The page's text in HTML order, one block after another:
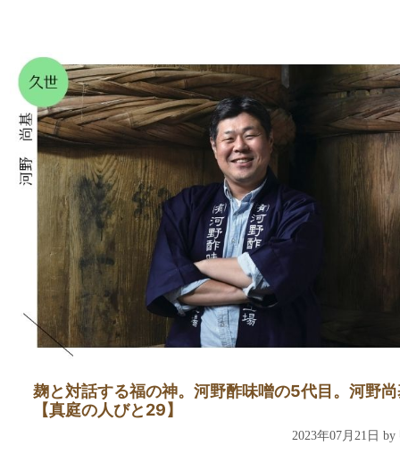
麹と対話する福の神。河野酢味噌の5代目。河野
【真庭の人びと29】
2023年07月21日